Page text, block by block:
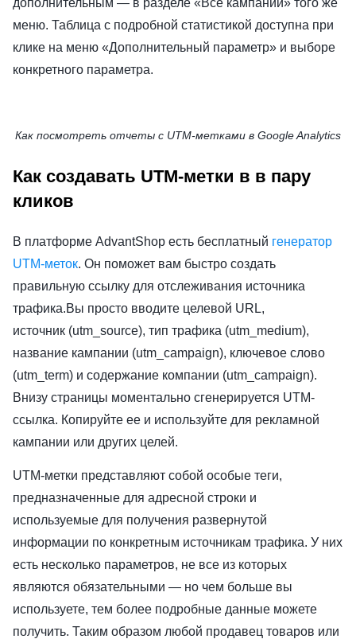
дополнительным — в разделе «Все кампании» того же
меню. Таблица с подробной статистикой доступна при
клике на меню «Дополнительный параметр» и выборе
конкретного параметра.
Как посмотреть отчеты с UTM-метками в Google Analytics
Как создавать UTM-метки в в пару
кликов
В платформе AdvantShop есть бесплатный генератор
UTM-меток. Он поможет вам быстро создать
правильную ссылку для отслеживания источника
трафика.Вы просто вводите целевой URL,
источник (utm_source), тип трафика (utm_medium),
название кампании (utm_campaign), ключевое слово
(utm_term) и содержание компании (utm_campaign).
Внизу страницы моментально сгенерируется UTM-
ссылка. Копируйте ее и используйте для рекламной
кампании или других целей.
UTM-метки представляют собой особые теги,
предназначенные для адресной строки и
используемые для получения развернутой
информации по конкретным источникам трафика. У них
есть несколько параметров, не все из которых
являются обязательными — но чем больше вы
используете, тем более подробные данные можете
получить. Таким образом любой продавец товаров или